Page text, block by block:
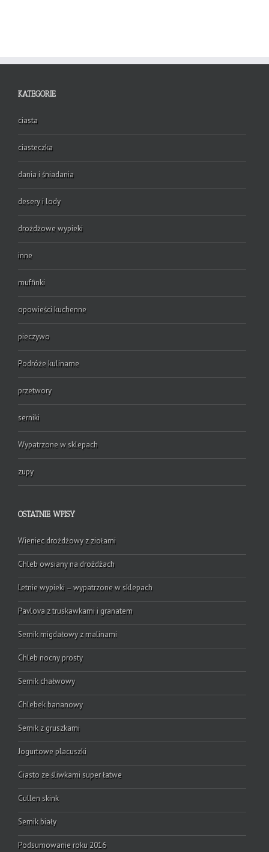
KATEGORIE
ciasta
ciasteczka
dania i śniadania
desery i lody
drożdżowe wypieki
inne
muffinki
opowieści kuchenne
pieczywo
Podróże kulinarne
przetwory
serniki
Wypatrzone w sklepach
zupy
OSTATNIE WPISY
Wieniec drożdżowy z ziołami
Chleb owsiany na drożdżach
Letnie wypieki – wypatrzone w sklepach
Pavlova z truskawkami i granatem
Sernik migdałowy z malinami
Chleb nocny prosty
Sernik chałwowy
Chlebek bananowy
Sernik z gruszkami
Jogurtowe placuszki
Ciasto ze śliwkami super łatwe
Cullen skink
Sernik biały
Podsumowanie roku 2016